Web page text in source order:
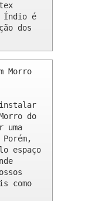
Índio é
dos
Morro
instalar
do
uma
espaço
como